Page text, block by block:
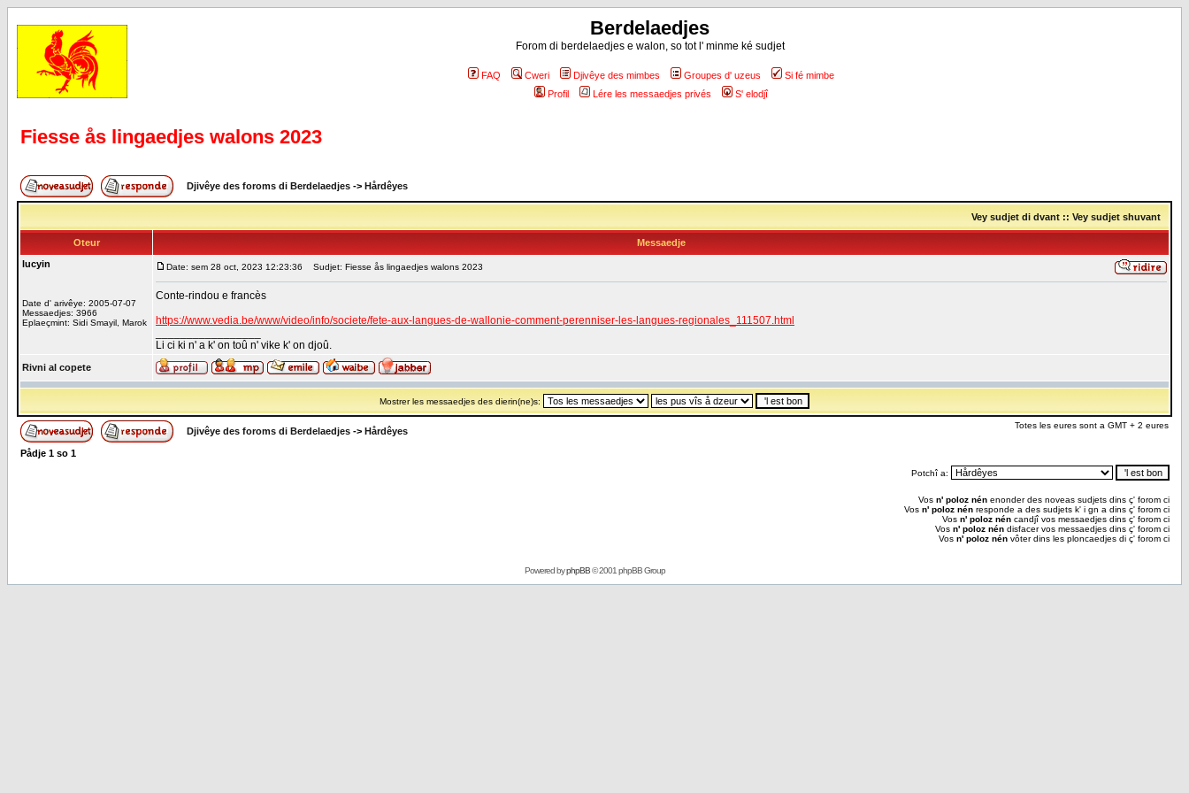
Berdelaedjes
Forom di berdelaedjes e walon, so tot l' minme ké sudjet
FAQ Cweri Djivêye des mimbes Groupes d' uzeus
Si fé mimbe
Profil
Lére les messaedjes privés S' elodjî
Fiesse ås lingaedjes walons 2023
Djivêye des foroms di Berdelaedjes -> Hårdêyes
Vey sudjet di dvant :: Vey sudjet shuvant
Oteur
Messaedje
lucyin
Date d' arivêye: 2005-07-07
Messaedjes: 3966
Eplaeçmint: Sidi Smayil, Marok
Date: sem 28 oct, 2023 12:23:36 Sudjet: Fiesse ås lingaedjes walons 2023
Conte-rindou e francès
https://www.vedia.be/www/video/info/societe/fete-aux-langues-de-wallonie-comment-perenniser-les-langues-regionales_111507.html
Li ci ki n' a k' on toû n' vike k' on djoû.
Rivni al copete
Mostrer les messaedjes des dierin(ne)s:
Djivêye des foroms di Berdelaedjes -> Hårdêyes
Totes les eures sont a GMT + 2 eures
Pådje 1 so 1
Potchî a:
Vos n' poloz nén enonder des noveas sudjets dins ç' forom ci
Vos n' poloz nén responde a des sudjets k' i gn a dins ç' forom ci
Vos n' poloz nén candjî vos messaedjes dins ç' forom ci
Vos n' poloz nén disfacer vos messaedjes dins ç' forom ci
Vos n' poloz nén vôter dins les ploncaedjes di ç' forom ci
Powered byphpBB© 2001 phpBB Group